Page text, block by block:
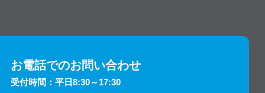
お電話でのお問い合わせ
受付時間：平日8:30～17:30